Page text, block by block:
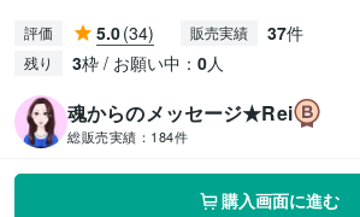
評価 5.0(34) 販売実績 37件
残り 3枠 / お願い中： 0人
魂からのメッセージ★Rei
総販売実績： 184件
購入画面に進む